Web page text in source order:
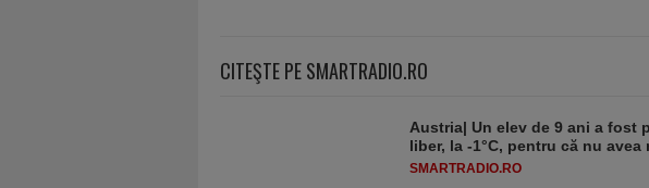
CITEŞTE PE SMARTRADIO.RO
Austria| Un elev de 9 ani a fost
liber, la -1°C, pentru că nu avea
SMARTRADIO.RO